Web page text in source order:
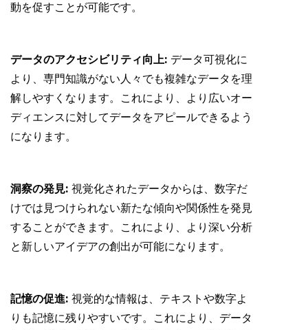
動を促すことが可能です。
データのアクセシビリティ向上: データ可視化に
より、専門知識がない人々でも複雑なデータを理
解しやすくなります。これにより、より広いオー
ディエンスに対してデータをアピールできるよう
になります。
洞察の発見: 視覚化されたデータからは、数字だ
けでは見つけられない新たな傾向や関係性を発見
することができます。これにより、より深い分析
と新しいアイデアの創出が可能になります。
記憶の促進: 視覚的な情報は、テキストや数字よ
りも記憶に残りやすいです。これにより、データ